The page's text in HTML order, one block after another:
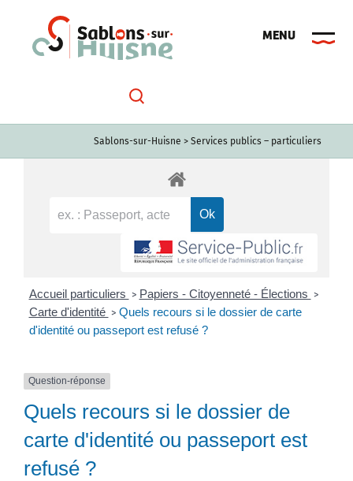
Sablons-sur-Huisne > Services publics – particuliers
Accueil particuliers > Papiers - Citoyenneté - Élections >
Carte d'identité > Quels recours si le dossier de carte
d'identité ou passeport est refusé ?
Question-réponse
Quels recours si le dossier de
carte d'identité ou passeport est
refusé ?